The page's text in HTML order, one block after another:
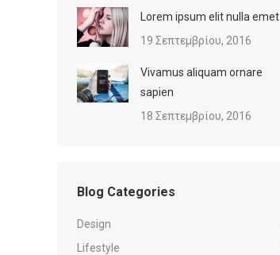
Lorem ipsum elit nulla emet
19 Σεπτεμβρίου, 2016
Vivamus aliquam ornare
sapien
18 Σεπτεμβρίου, 2016
Blog Categories
Design
Lifestyle